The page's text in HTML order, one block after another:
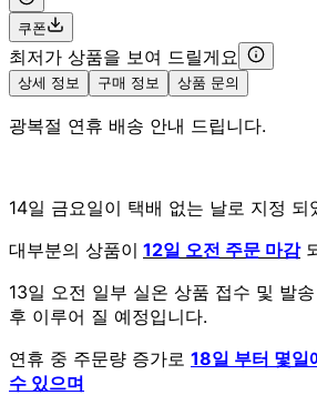
쿠폰
최저가 상품을 보여 드릴게요
상세 정보 구매 정보 상품 문의
광복절 연휴 배송 안내 드립니다.
14일 금요일이 택배 없는 날로 지정 되
대부분의 상품이 12일 오전 주문 마감
13일 오전 일부 실온 상품 접수 및 발
후 이루어 질 예정입니다.
연휴 중 주문량 증가로 18일 부터 몇일
수 있으며